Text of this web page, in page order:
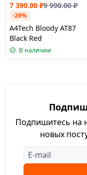
7 390.00 ₽9 990.00₽
-26%
A4Tech Bloody AT87
Black Red
В наличии
Подпишитесь на
новых